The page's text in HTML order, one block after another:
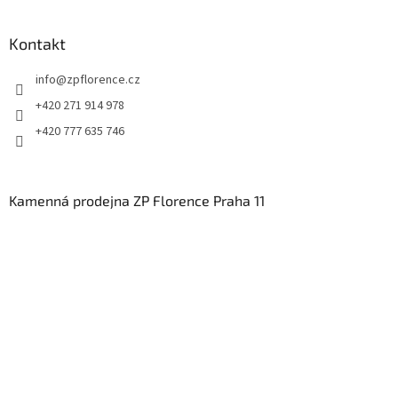
Kontakt
info@zpflorence.cz
+420 271 914 978
+420 777 635 746
Kamenná prodejna ZP Florence Praha 11